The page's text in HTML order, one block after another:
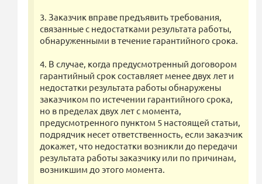
3. Заказчик вправе предъявить требования,
связанные с недостатками результата работы,
обнаруженными в течение гарантийного срока.
4. В случае, когда предусмотренный договором
гарантийный срок составляет менее двух лет и
недостатки результата работы обнаружены
заказчиком по истечении гарантийного срока,
но в пределах двух лет с момента,
предусмотренного пунктом 5 настоящей статьи,
подрядчик несет ответственность, если заказчик
докажет, что недостатки возникли до передачи
результата работы заказчику или по причинам,
возникшим до этого момента.